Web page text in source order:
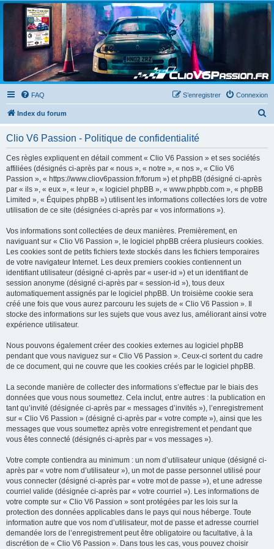
Clio V6 Passion
Le site français des passionnés de Clio V6
FAQ Connexion
S’enregistrer
Index du forum
Clio V6 Passion - Politique de confidentialité
Ces règles expliquent en détail comment « Clio V6 Passion » et ses sociétés
affiliées (désignés ci-après par « nous », « notre », « nos », « Clio V6
Passion », « https://www.cliov6passion.fr/forum ») et phpBB (désigné ci-après
par « ils », « eux », « leur », « logiciel phpBB », « www.phpbb.com », « phpBB
Limited », « Équipes phpBB ») utilisent les informations collectées lors de votre
utilisation de ce site (désignées ci-après par « vos informations »).
Vos informations sont collectées de deux manières. Premièrement, en
naviguant sur « Clio V6 Passion », le logiciel phpBB créera plusieurs cookies.
Les cookies sont de petits fichiers texte stockés dans les fichiers temporaires
de votre navigateur Internet. Les deux premiers cookies contiennent un
identifiant utilisateur (désigné ci-après par « user-id ») et un identifiant de
session anonyme (désigné ci-après par « session-id »), tous deux
automatiquement assignés par le logiciel phpBB. Un troisième cookie sera
créé une fois que vous aurez parcouru les sujets de « Clio V6 Passion ». Il
stocke des informations sur les sujets que vous avez lus, améliorant ainsi votre
expérience utilisateur.
Nous pouvons également créer des cookies externes au logiciel phpBB
pendant que vous naviguez sur « Clio V6 Passion ». Ceux-ci sortent du cadre
de ce document, qui ne couvre que les cookies créés par le logiciel phpBB.
La seconde manière de collecter des informations s’effectue par le biais des
données que vous nous soumettez. Cela inclut, entre autres : la publication en
tant qu’invité (désignée ci-après par « messages d’invités »), l’enregistrement
sur « Clio V6 Passion » (désigné ci-après par « votre compte »), ainsi que les
messages que vous soumettez après votre enregistrement et pendant que
vous êtes connecté (désignés ci-après par « vos messages »).
Votre compte contiendra au minimum : un nom d’utilisateur unique (désigné ci-
après par « votre nom d’utilisateur »), un mot de passe personnel utilisé pour
vous connecter (désigné ci-après par « votre mot de passe »), et une adresse
courriel valide (désignée ci-après par « votre courriel »). Les informations de
votre compte sur « Clio V6 Passion » sont protégées par les lois sur la
protection des données applicables dans le pays qui nous héberge. Toute
information autre que vos nom d’utilisateur, mot de passe et adresse courriel
demandée lors de l’enregistrement peut être obligatoire ou facultative, à la
discrétion de « Clio V6 Passion ». Dans tous les cas, vous pouvez choisir